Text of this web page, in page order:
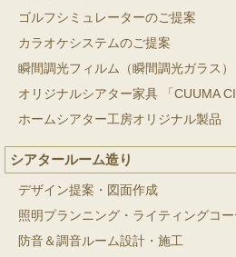
ゴルフシミュレーターのご提案
カラオケシステムのご提案
瞬間調光フィルム（瞬間調光ガラス）
オリジナルシアター家具 「CUUMA
ホームシアター工房オリジナル製品
シアタールーム造り
デザイン提案・図面作成
照明プランニング・ライティングコー
防音＆調音ルーム設計・施工